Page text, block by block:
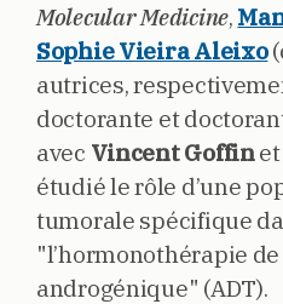
Molecular Medicine,
Sophie Vieira Aleixo
autrices,
doctorante et
avec Vincent Goffinet
étudié le rôle d’une
tumorale spécifique
"l’hormonothérapie
androgénique" (ADT).